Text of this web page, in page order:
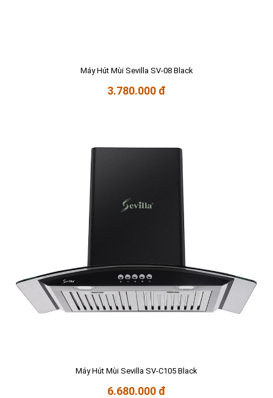
Máy Hút Mùi Sevilla SV-08 Black
3.780.000 đ
Máy Hút Mùi Sevilla SV-C105 Black
6.680.000 đ